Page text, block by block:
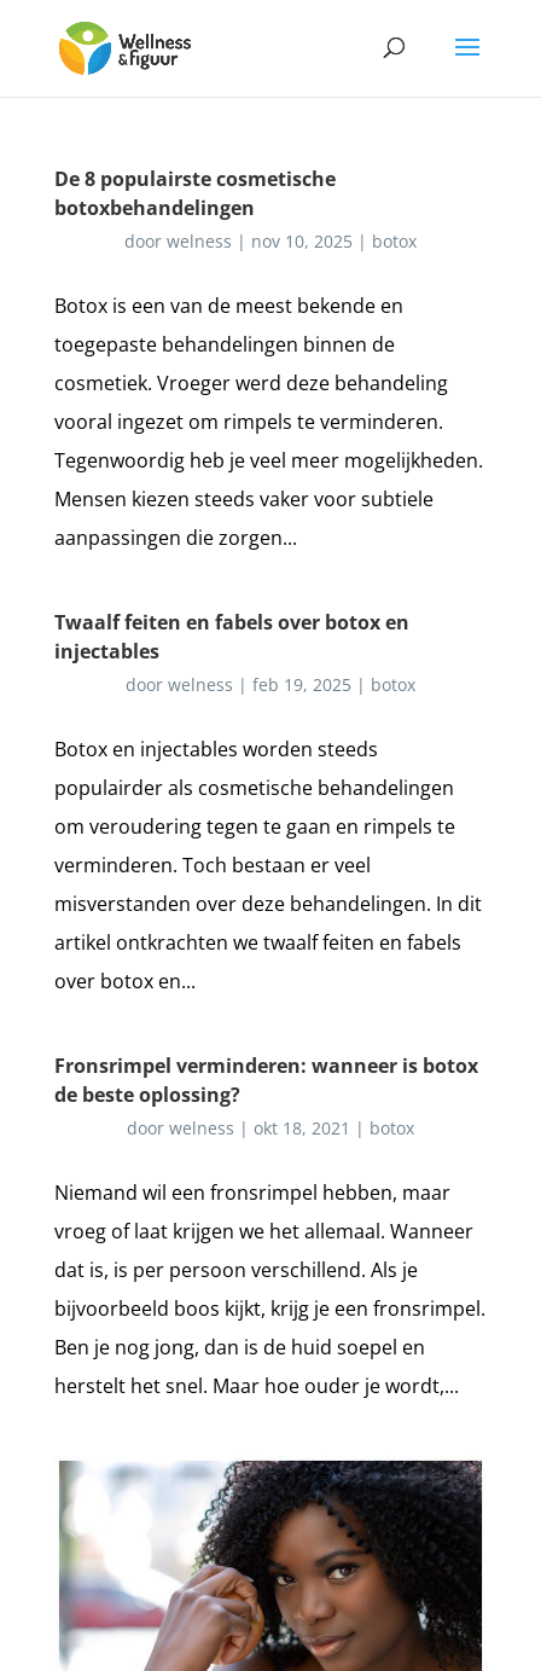
De 8 populairste cosmetische
botoxbehandelingen
door welness | nov 10, 2025 | botox
Botox is een van de meest bekende en
toegepaste behandelingen binnen de
cosmetiek. Vroeger werd deze behandeling
vooral ingezet om rimpels te verminderen.
Tegenwoordig heb je veel meer mogelijkheden.
Mensen kiezen steeds vaker voor subtiele
aanpassingen die zorgen...
Twaalf feiten en fabels over botox en
injectables
door welness | feb 19, 2025 | botox
Botox en injectables worden steeds
populairder als cosmetische behandelingen
om veroudering tegen te gaan en rimpels te
verminderen. Toch bestaan er veel
misverstanden over deze behandelingen. In dit
artikel ontkrachten we twaalf feiten en fabels
over botox en...
Fronsrimpel verminderen: wanneer is botox
de beste oplossing?
door welness | okt 18, 2021 | botox
Niemand wil een fronsrimpel hebben, maar
vroeg of laat krijgen we het allemaal. Wanneer
dat is, is per persoon verschillend. Als je
bijvoorbeeld boos kijkt, krijg je een fronsrimpel.
Ben je nog jong, dan is de huid soepel en
herstelt het snel. Maar hoe ouder je wordt,...